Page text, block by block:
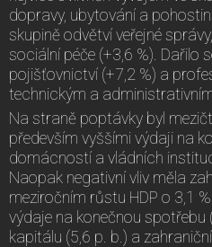
dopravy, ubytování a
skupině odvětví veřejné
sociální péče (+3,6 %). Dařilo
pojišťovnictví (+7,2 %) a
technickým a
Na straně poptávky byl
především vyššími výdaji na
domácností a vládních
Naopak negativní vliv měla
meziročním růstu HDP o 3,1
výdaje na konečnou spotřebu
kapitálu (5,6 p. b.) a zahraniční